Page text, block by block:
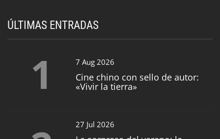
ÚLTIMAS ENTRADAS
1 7 Aug 2026
Cine chino con sello de autor:
«Vivir la tierra»
27 Jul 2026